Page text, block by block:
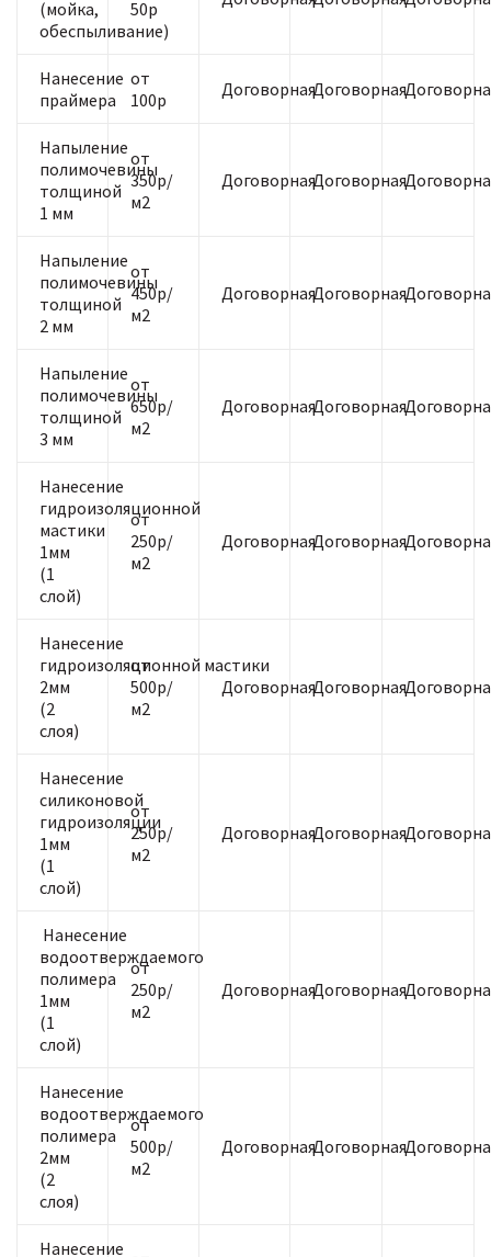
(мойка,
обеспыливание)
50р
Нанесение
праймера
от
100р
ДоговорнаяДоговорная
Напыление
полимочевины
толщиной
1 мм
от
350р/
м2
ДоговорнаяДоговорная
Напыление
полимочевины
толщиной
2 мм
от
450р/
м2
ДоговорнаяДоговорная
Напыление
полимочевины
толщиной
3 мм
от
650р/
м2
ДоговорнаяДоговорная
Нанесение
гидроизоляционной
мастики
1мм
(1
слой)
от
250р/
м2
ДоговорнаяДоговорная
Нанесение
гидроизоляционной мастики
2мм
(2
слоя)
от
500р/
м2
ДоговорнаяДоговорная
Нанесение
силиконовой
гидроизоляции
1мм
(1
слой)
от
250р/
м2
ДоговорнаяДоговорная
Нанесение
водоотверждаемого
полимера
1мм
(1
слой)
от
250р/
м2
ДоговорнаяДоговорная
Нанесение
водоотверждаемого
полимера
2мм
(2
слоя)
от
500р/
м2
ДоговорнаяДоговорная
Нанесение